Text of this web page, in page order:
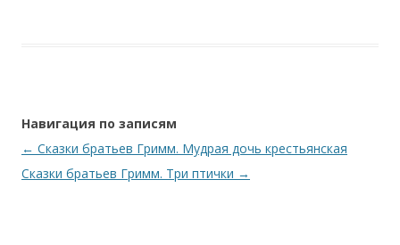
Навигация по записям
← Сказки братьев Гримм. Мудрая дочь крестьянская
Сказки братьев Гримм. Три птички →